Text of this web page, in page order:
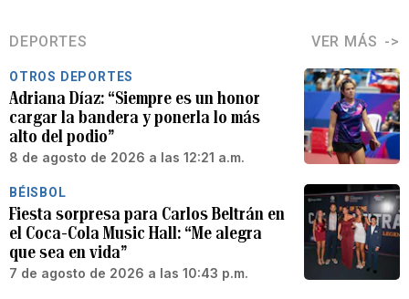
DEPORTES VER MÁS
OTROS DEPORTES
Adriana Díaz: “Siempre es un honor
cargar la bandera y ponerla lo más
alto del podio”
8 de agosto de 2026 a las 12:21 a.m.
BÉISBOL
Fiesta sorpresa para Carlos Beltrán en
el Coca-Cola Music Hall: “Me alegra
que sea en vida”
7 de agosto de 2026 a las 10:43 p.m.